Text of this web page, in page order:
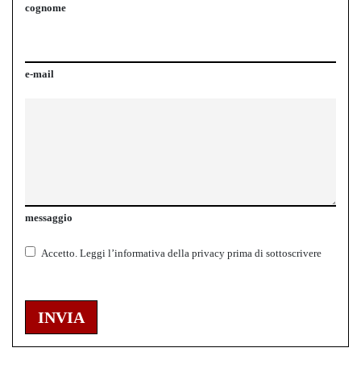
cognome
e-mail
messaggio
Accetto. Leggi l’informativa della privacy prima di sottoscrivere
INVIA